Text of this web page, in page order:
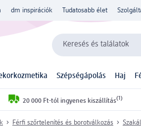
dm inspirációk Tudatosabb élet
Keresés és találatok
Szépségápolás Haj
20 000 Ft-tól ingyenes kiszállítás(1)
Férfi szőrtelenítés és borotválkozás